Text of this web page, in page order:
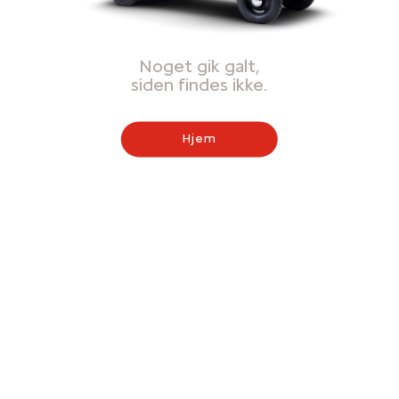
Noget gik galt,
siden findes ikke.
Hjem